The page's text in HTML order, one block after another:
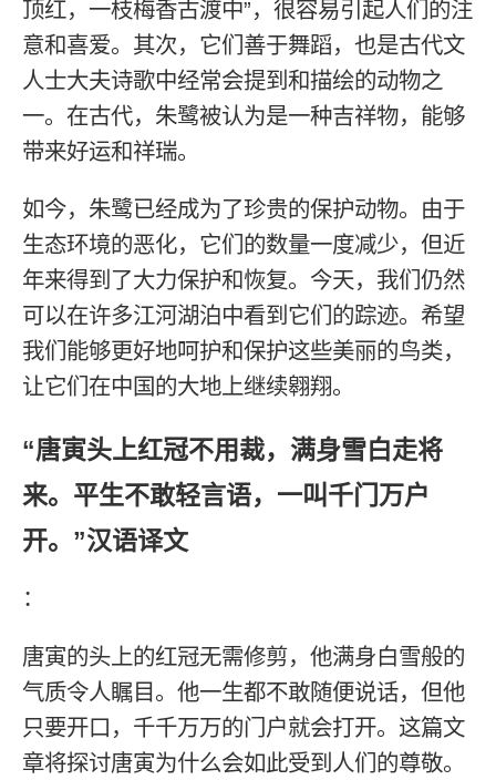
顶红，一枝梅香古渡中”，很容易引起人们的注
意和喜爱。其次，它们善于舞蹈，也是古代文
人士大夫诗歌中经常会提到和描绘的动物之
一。在古代，朱鹭被认为是一种吉祥物，能够
带来好运和祥瑞。
如今，朱鹭已经成为了珍贵的保护动物。由于
生态环境的恶化，它们的数量一度减少，但近
年来得到了大力保护和恢复。今天，我们仍然
可以在许多江河湖泊中看到它们的踪迹。希望
我们能够更好地呵护和保护这些美丽的鸟类，
让它们在中国的大地上继续翱翔。
“唐寅头上红冠不用裁，满身雪白走将
来。平生不敢轻言语，一叫千门万户
开。”汉语译文
：
唐寅的头上的红冠无需修剪，他满身白雪般的
气质令人瞩目。他一生都不敢随便说话，但他
只要开口，千千万万的门户就会打开。这篇文
章将探讨唐寅为什么会如此受到人们的尊敬。